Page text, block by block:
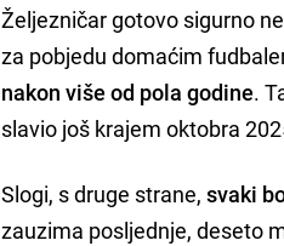
Željezničar gotovo sigurno
za pobjedu domaćim
nakon više od pola godine.
slavio još krajem oktobra
Slogi, s druge strane, svaki
zauzima posljednje, deseto